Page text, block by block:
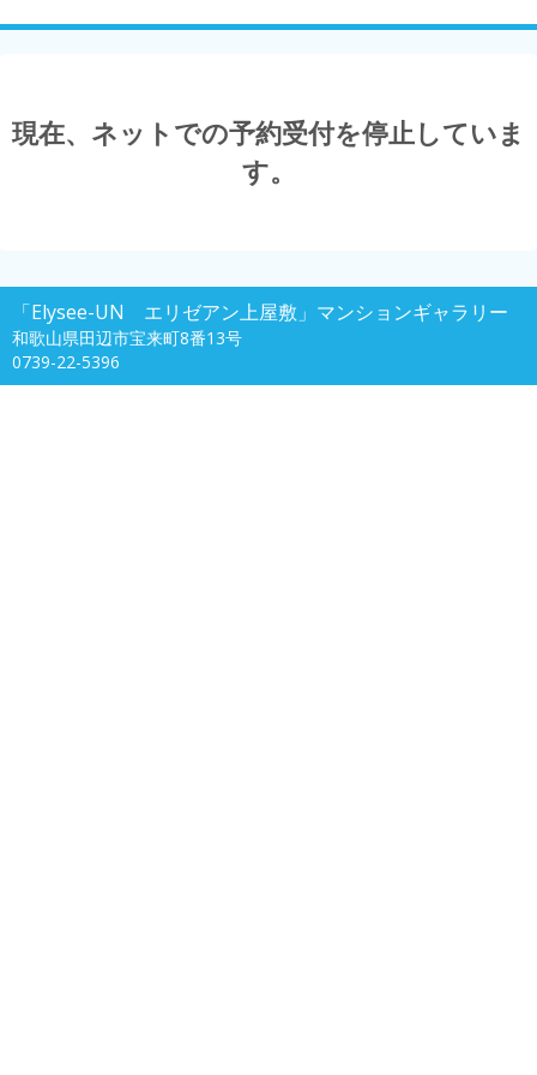
現在、ネットでの予約受付を停止していま
す。
「Elysee-UN エリゼアン上屋敷」マンションギャラリー
和歌山県田辺市宝来町8番13号
0739-22-5396